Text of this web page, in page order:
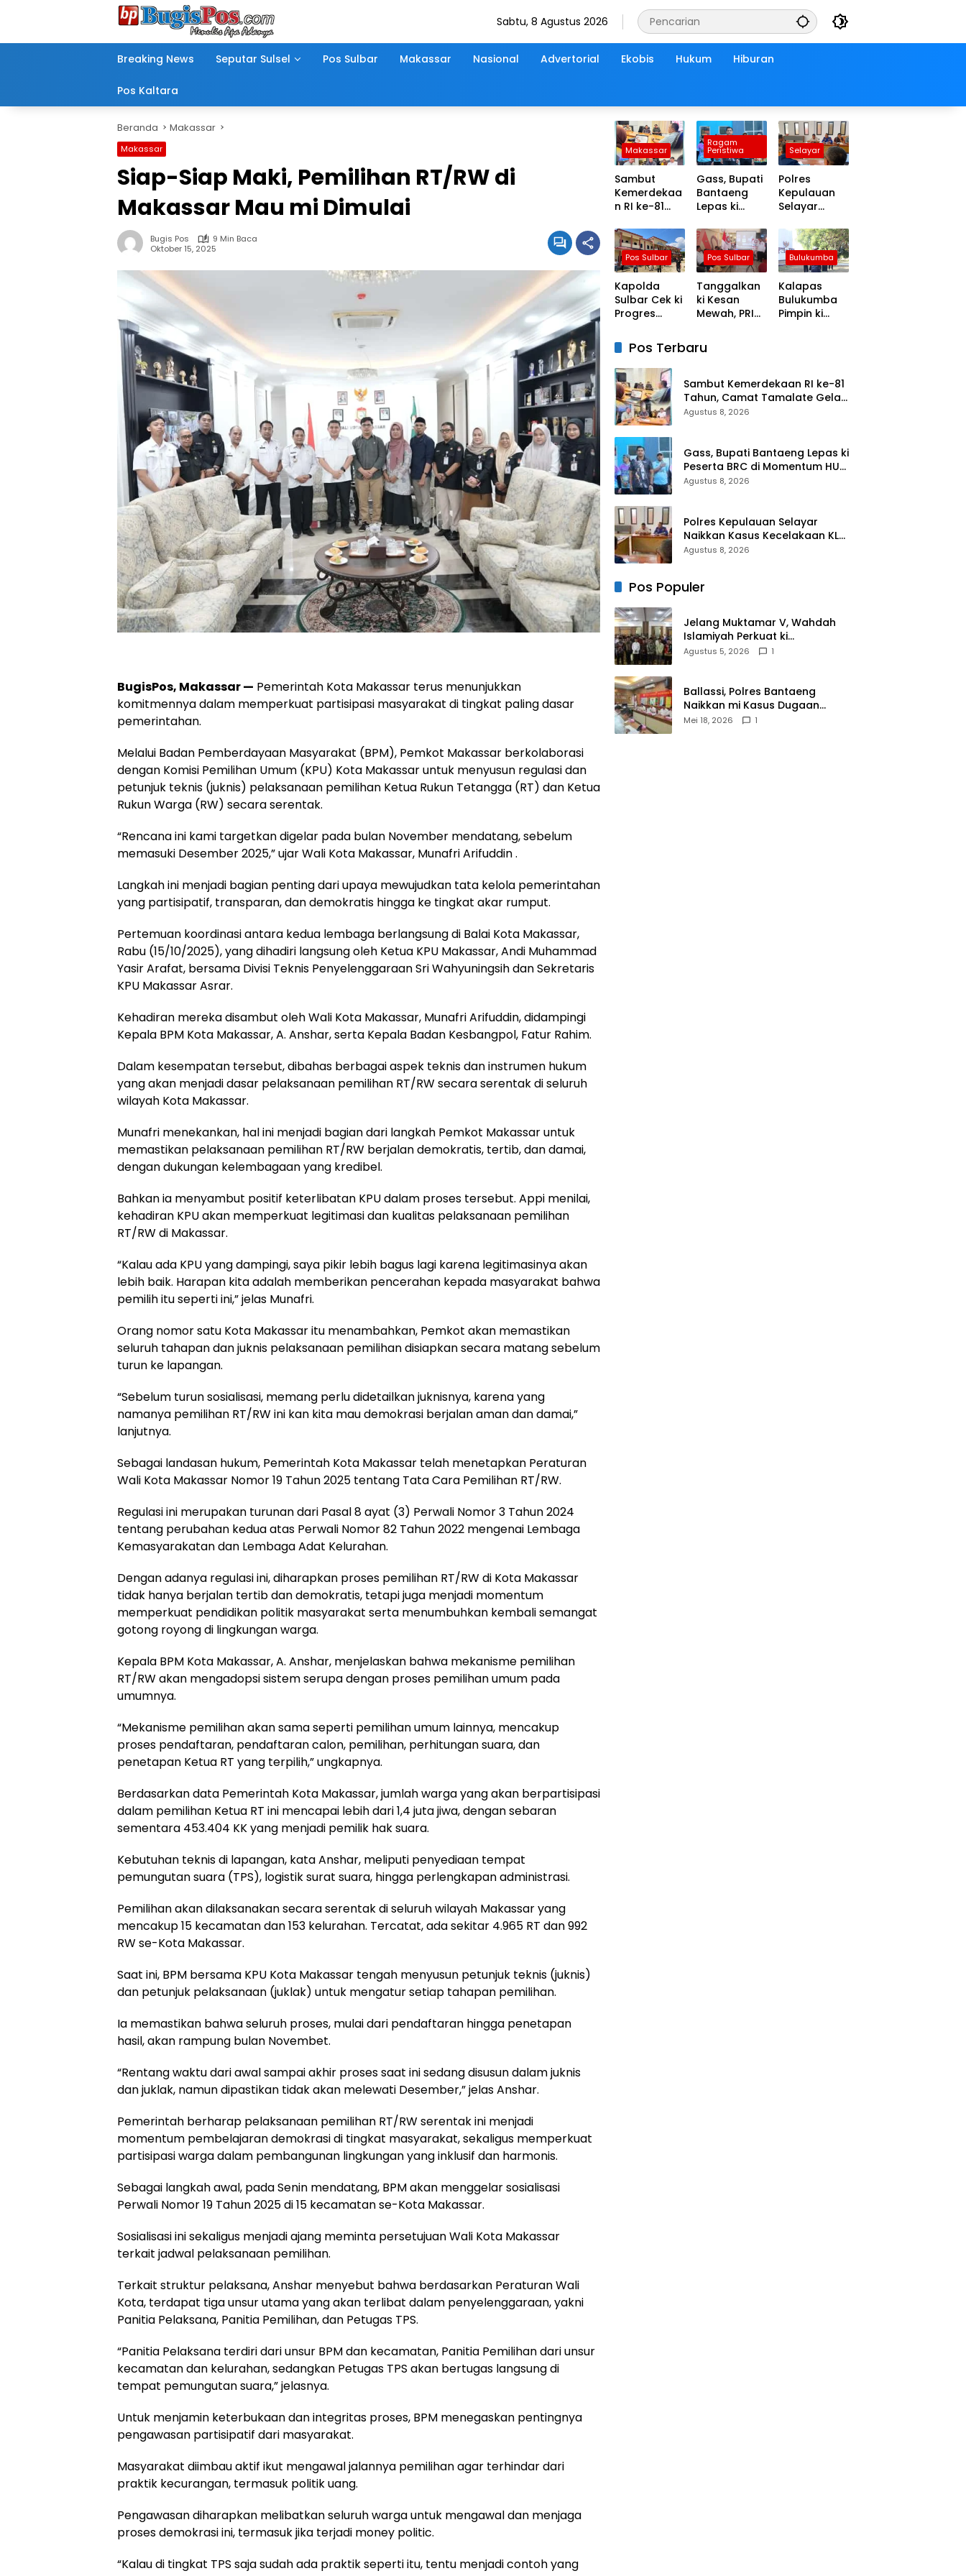
Sabtu, 8 Agustus 2026
Breaking News Seputar Sulsel Pos Sulbar Makassar Nasional Advertorial Ekobis Hukum Hiburan
Pos Kaltara
Beranda Makassar
Makassar
Siap-Siap Maki, Pemilihan RT/RW di
Makassar Mau mi Dimulai
Bugis Pos
9 Min Baca
Oktober 15, 2025
BugisPos, Makassar — Pemerintah Kota Makassar terus menunjukkan
komitmennya dalam memperkuat partisipasi masyarakat di tingkat paling dasar
pemerintahan.
Melalui Badan Pemberdayaan Masyarakat (BPM), Pemkot Makassar berkolaborasi
dengan Komisi Pemilihan Umum (KPU) Kota Makassar untuk menyusun regulasi dan
petunjuk teknis (juknis) pelaksanaan pemilihan Ketua Rukun Tetangga (RT) dan Ketua
Rukun Warga (RW) secara serentak.
“Rencana ini kami targetkan digelar pada bulan November mendatang, sebelum
memasuki Desember 2025,” ujar Wali Kota Makassar, Munafri Arifuddin .
Langkah ini menjadi bagian penting dari upaya mewujudkan tata kelola pemerintahan
yang partisipatif, transparan, dan demokratis hingga ke tingkat akar rumput.
Pertemuan koordinasi antara kedua lembaga berlangsung di Balai Kota Makassar,
Rabu (15/10/2025), yang dihadiri langsung oleh Ketua KPU Makassar, Andi Muhammad
Yasir Arafat, bersama Divisi Teknis Penyelenggaraan Sri Wahyuningsih dan Sekretaris
KPU Makassar Asrar.
Kehadiran mereka disambut oleh Wali Kota Makassar, Munafri Arifuddin, didampingi
Kepala BPM Kota Makassar, A. Anshar, serta Kepala Badan Kesbangpol, Fatur Rahim.
Dalam kesempatan tersebut, dibahas berbagai aspek teknis dan instrumen hukum
yang akan menjadi dasar pelaksanaan pemilihan RT/RW secara serentak di seluruh
wilayah Kota Makassar.
Munafri menekankan, hal ini menjadi bagian dari langkah Pemkot Makassar untuk
memastikan pelaksanaan pemilihan RT/RW berjalan demokratis, tertib, dan damai,
dengan dukungan kelembagaan yang kredibel.
Bahkan ia menyambut positif keterlibatan KPU dalam proses tersebut. Appi menilai,
kehadiran KPU akan memperkuat legitimasi dan kualitas pelaksanaan pemilihan
RT/RW di Makassar.
“Kalau ada KPU yang dampingi, saya pikir lebih bagus lagi karena legitimasinya akan
lebih baik. Harapan kita adalah memberikan pencerahan kepada masyarakat bahwa
pemilih itu seperti ini,” jelas Munafri.
Orang nomor satu Kota Makassar itu menambahkan, Pemkot akan memastikan
seluruh tahapan dan juknis pelaksanaan pemilihan disiapkan secara matang sebelum
turun ke lapangan.
“Sebelum turun sosialisasi, memang perlu didetailkan juknisnya, karena yang
namanya pemilihan RT/RW ini kan kita mau demokrasi berjalan aman dan damai,”
lanjutnya.
Sebagai landasan hukum, Pemerintah Kota Makassar telah menetapkan Peraturan
Wali Kota Makassar Nomor 19 Tahun 2025 tentang Tata Cara Pemilihan RT/RW.
Regulasi ini merupakan turunan dari Pasal 8 ayat (3) Perwali Nomor 3 Tahun 2024
tentang perubahan kedua atas Perwali Nomor 82 Tahun 2022 mengenai Lembaga
Kemasyarakatan dan Lembaga Adat Kelurahan.
Dengan adanya regulasi ini, diharapkan proses pemilihan RT/RW di Kota Makassar
tidak hanya berjalan tertib dan demokratis, tetapi juga menjadi momentum
memperkuat pendidikan politik masyarakat serta menumbuhkan kembali semangat
gotong royong di lingkungan warga.
Kepala BPM Kota Makassar, A. Anshar, menjelaskan bahwa mekanisme pemilihan
RT/RW akan mengadopsi sistem serupa dengan proses pemilihan umum pada
umumnya.
“Mekanisme pemilihan akan sama seperti pemilihan umum lainnya, mencakup
proses pendaftaran, pendaftaran calon, pemilihan, perhitungan suara, dan
penetapan Ketua RT yang terpilih,” ungkapnya.
Berdasarkan data Pemerintah Kota Makassar, jumlah warga yang akan berpartisipasi
dalam pemilihan Ketua RT ini mencapai lebih dari 1,4 juta jiwa, dengan sebaran
sementara 453.404 KK yang menjadi pemilik hak suara.
Kebutuhan teknis di lapangan, kata Anshar, meliputi penyediaan tempat
pemungutan suara (TPS), logistik surat suara, hingga perlengkapan administrasi.
Pemilihan akan dilaksanakan secara serentak di seluruh wilayah Makassar yang
mencakup 15 kecamatan dan 153 kelurahan. Tercatat, ada sekitar 4.965 RT dan 992
RW se-Kota Makassar.
Saat ini, BPM bersama KPU Kota Makassar tengah menyusun petunjuk teknis (juknis)
dan petunjuk pelaksanaan (juklak) untuk mengatur setiap tahapan pemilihan.
Ia memastikan bahwa seluruh proses, mulai dari pendaftaran hingga penetapan
hasil, akan rampung bulan Novembet.
“Rentang waktu dari awal sampai akhir proses saat ini sedang disusun dalam juknis
dan juklak, namun dipastikan tidak akan melewati Desember,” jelas Anshar.
Pemerintah berharap pelaksanaan pemilihan RT/RW serentak ini menjadi
momentum pembelajaran demokrasi di tingkat masyarakat, sekaligus memperkuat
partisipasi warga dalam pembangunan lingkungan yang inklusif dan harmonis.
Sebagai langkah awal, pada Senin mendatang, BPM akan menggelar sosialisasi
Perwali Nomor 19 Tahun 2025 di 15 kecamatan se-Kota Makassar.
Sosialisasi ini sekaligus menjadi ajang meminta persetujuan Wali Kota Makassar
terkait jadwal pelaksanaan pemilihan.
Terkait struktur pelaksana, Anshar menyebut bahwa berdasarkan Peraturan Wali
Kota, terdapat tiga unsur utama yang akan terlibat dalam penyelenggaraan, yakni
Panitia Pelaksana, Panitia Pemilihan, dan Petugas TPS.
“Panitia Pelaksana terdiri dari unsur BPM dan kecamatan, Panitia Pemilihan dari unsur
kecamatan dan kelurahan, sedangkan Petugas TPS akan bertugas langsung di
tempat pemungutan suara,” jelasnya.
Untuk menjamin keterbukaan dan integritas proses, BPM menegaskan pentingnya
pengawasan partisipatif dari masyarakat.
Masyarakat diimbau aktif ikut mengawal jalannya pemilihan agar terhindar dari
praktik kecurangan, termasuk politik uang.
Pengawasan diharapkan melibatkan seluruh warga untuk mengawal dan menjaga
proses demokrasi ini, termasuk jika terjadi money politic.
“Kalau di tingkat TPS saja sudah ada praktik seperti itu, tentu menjadi contoh yang
Makassar
Sambut
Kemerdekaa
n RI ke-81
Camat
Tamalate
Gelar ki
Rakor
Ragam
Peristiwa
Gass, Bupati
Bantaeng
Lepas ki
di
Momentum
HUT ke-10
Selayar
Polres
Kepulauan
Selayar
Kasus
Kecelakaan
KLM Nurul
Salsa ke
Tahap
Penyidikan
Pos Sulbar
Kapolda
Sulbar Cek ki
Progres
Mamasa
Pos Sulbar
Tanggalkan
ki Kesan
Mewah, PRI
Pasar Rakyat
Rayakan HUT
Ke-1
Bulukumba
Kalapas
Bulukumba
Pimpin ki
Pos Terbaru
Sambut Kemerdekaan RI ke-81
Tahun, Camat Tamalate Gelar
ki Rakor
Agustus 8, 2026
Gass, Bupati Bantaeng Lepas ki
Peserta BRC di Momentum HUT
ke-10
Agustus 8, 2026
Polres Kepulauan Selayar
Naikkan Kasus Kecelakaan KLM
Nurul Salsa ke Tahap
Agustus 8, 2026
Pos Populer
Jelang Muktamar V, Wahdah
Islamiyah Perkuat ki
Wasathiyah dan Kebangsaan
Agustus 5, 2026 1
Ballassi, Polres Bantaeng
Naikkan mi Kasus Dugaan
Korupsi PDAM ke Penyidikan
Mei 18, 2026 1